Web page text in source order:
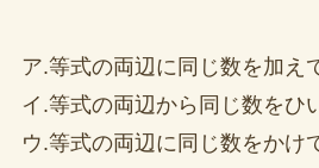
ア.等式の両辺に同じ数を加え
イ.等式の両辺から同じ数をひ
ウ.等式の両辺に同じ数をかけ